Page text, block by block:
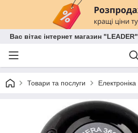
Вас вітає інтернет магазин "LEADER"
Товари та послуги Електроніка